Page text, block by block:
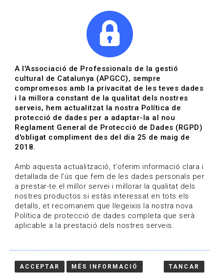
Actualitza't
Vols estar al dia?
HOME / BLOG
Estigues al dia
Convocatòries, activitats i notícies del sector de la
cultura.
A l'Associació de Professionals de la gestió
cultural de Catalunya (APGCC), sempre
compromesos amb la privacitat de les teves dades
i la millora constant de la qualitat dels nostres
serveis, hem actualitzat la nostra Política de
protecció de dades per a adaptar-la al nou
Reglament General de Protecció de Dades (RGPD)
d'obligat compliment des del dia 25 de maig de
2018.
Amb aquesta actualització, t'oferim informació clara i
detallada de l'ús que fem de les dades personals per
a prestar-te el millor servei i millorar la qualitat dels
nostres productos.si estàs interessat en tots els
detalls, et recomanem que llegeixis la nostra nova
Política de protecció de dades completa que serà
aplicable a la prestació dels nostres serveis.
ACCEPTAR MÉS INFORMACIÓ TANCAR